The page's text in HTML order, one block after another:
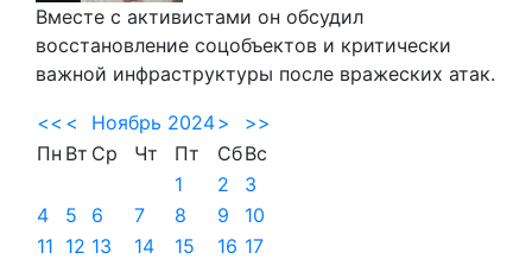
Вместе с активистами он обсудил
восстановление соцобъектов и критически
важной инфраструктуры после вражеских атак.
<< < Ноябрь 2024>
>>
Пн Вт Ср Чт Пт СбВс
1
2
3
4
5 6 7 8 9
10
11 12 13 14 15 16 17